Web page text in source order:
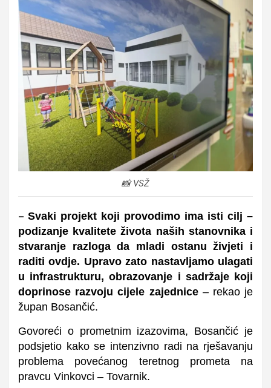
📸 VSŽ
– Svaki projekt koji provodimo ima isti cilj –
podizanje kvalitete života naših stanovnika i
stvaranje razloga da mladi ostanu živjeti i
raditi ovdje. Upravo zato nastavljamo ulagati
u infrastrukturu, obrazovanje i sadržaje koji
doprinose razvoju cijele zajednice– rekao je
župan Bosančić.
Govoreći o prometnim izazovima, Bosančić je
podsjetio kako se intenzivno radi na rješavanju
problema povećanog teretnog prometa na
pravcu Vinkovci – Tovarnik.